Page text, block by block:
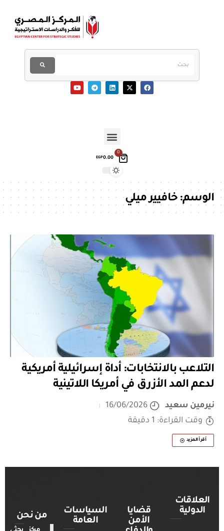
0
EGP0.00
الوسم:خافيير ميلي
التلاعب بالانتخابات: أداة إسرائيلية أمريكية
لدعم المد الأزرق في أمريكا اللاتينية
نيرمين سعيد
16/06/2026
وقت القراءة: 1 دقيقة
أقرأ المزيد
العلاقات
الدولية
قضايا
الأمن
السياسات
العامة
من نحن